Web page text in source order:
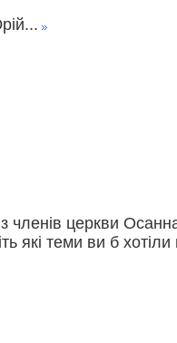
церкви
які теми ви б